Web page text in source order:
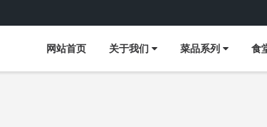
网站首页 关于我们 菜品系列 食